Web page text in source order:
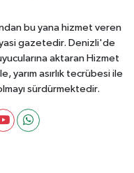
bu yana hizmet veren
gazetedir. Denizli'de
aktaran Hizmet
yarım asırlık tecrübesi ile
sürdürmektedir.